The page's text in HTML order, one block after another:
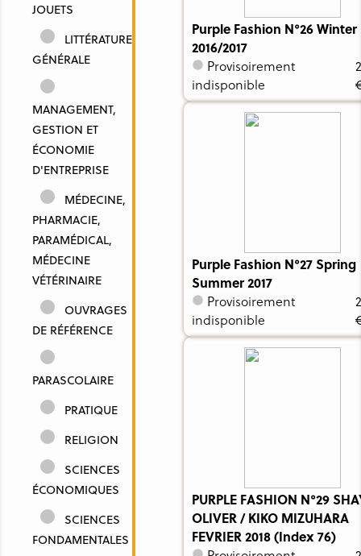
JOUETS
LITTÉRATURE
GÉNÉRALE
MANAGEMENT,
GESTION ET
ÉCONOMIE
D'ENTREPRISE
MÉDECINE,
PHARMACIE,
PARAMÉDICAL,
MÉDECINE
VÉTÉRINAIRE
OUVRAGES
DE RÉFÉRENCE
PARASCOLAIRE
PRATIQUE
RELIGION
SCIENCES
ÉCONOMIQUES
SCIENCES
FONDAMENTALES
Purple Fashion N°26 Winter
2016/2017
Provisoirement
indisponible
Purple Fashion N°27 Spring
Summer 2017
Provisoirement
indisponible
PURPLE FASHION N°29
OLIVER / KIKO MIZUHARA
FEVRIER 2018 (Index 76)